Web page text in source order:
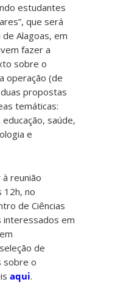
estudantes
que será
Alagoas, em
fazer a
sobre o
operação (de
propostas
temáticas:
saúde,
e
reunião
12h, no
de Ciências
interessados em
de
sobre o
aqui.